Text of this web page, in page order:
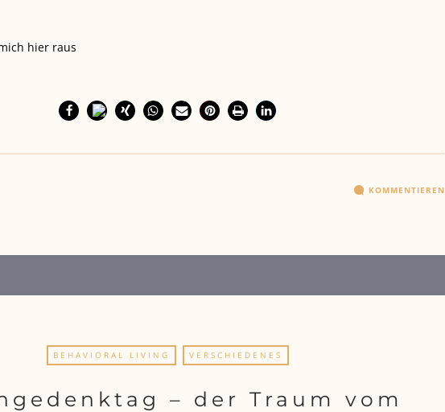
hier raus
KOMMENTIEREN
BEHAVIORAL LIVING VERSCHIEDENES
– der Traum vom